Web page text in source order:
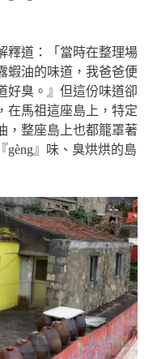
釋道：「當時在整理場
蝦油的味道，我爸爸便
好臭。』但這份味道卻
在馬祖這座島上，特定
，整座島上也都籠罩著
gèng』味、臭烘烘的島